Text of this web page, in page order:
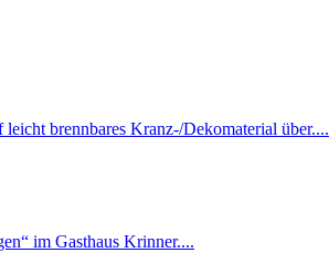
brennbares Kranz-/Dekomaterial über....
im Gasthaus Krinner....